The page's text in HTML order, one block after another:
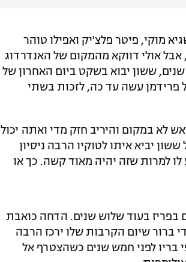
מוקי, פיטר פלצ'יק ואפילו טוהר
אבל אולי דווקא מהמקום של האנדרדוג
ששון יבוא בשקט ביום האחרון של
פרידמן עשה עד כה, לזכות בשתי
לא במקום והיריב חזק מדי ואתה יכול
יביא איתו לטוקיו הרבה ניסיון
למרות שזה יהיה מאוד קשה. כך או
בפריז בעוד שלוש שנים. הדחה כואבת
ברור שיום הקרבות שלו ירכז הרבה
בריו לפני חמש שנים כשהצטרף אל